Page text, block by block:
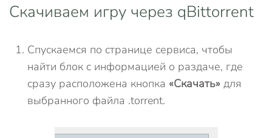
Скачиваем игру через qBittorrent
Спускаемся по странице сервиса, чтобы
найти блок с информацией о раздаче, где
сразу расположена кнопка «Скачать» для
выбранного файла .torrent.